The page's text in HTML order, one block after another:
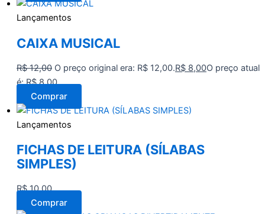
Lançamentos
CAIXA MUSICAL
R$12,00 O preço original era: R$ 12,00.R$ 8,00O preço atual
é: R$ 8,00.
Comprar
Lançamentos
FICHAS DE LEITURA (SÍLABAS
SIMPLES)
R$10,00
Comprar